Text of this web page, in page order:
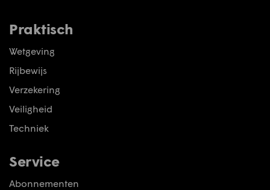
Praktisch
Wetgeving
Rijbewijs
Verzekering
Veiligheid
Techniek
Service
Abonnementen